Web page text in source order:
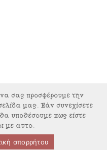
bySafeData
σας προσφέρουμε την
μας. Εάν συνεχίσετε
υποθέσουμε πως είστε
με αυτό.
απορρήτου